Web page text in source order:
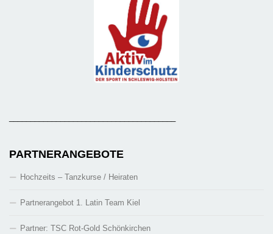
PARTNERANGEBOTE
Hochzeits – Tanzkurse / Heiraten
Partnerangebot 1. Latin Team Kiel
Partner: TSC Rot-Gold Schönkirchen